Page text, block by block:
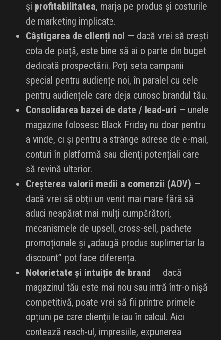
IDEI DE CADOURI
ȘTIRI
FAVORITE
și profitabilitatea, marja pe produs și costurile
de marketing implicate.
Câștigarea de clienți noi — dacă vrei să crești
cota de piață, este bine să ai o parte din buget
dedicată prospectării. Poți seta campanii
special pentru audiențe noi, în paralel cu cele
pentru audiențele care deja cunosc brandul tău.
Consolidarea bazei de date / lead-uri — unele
magazine folosesc Black Friday nu doar pentru
a vinde, ci și pentru a strânge adrese de e-mail,
conturi în platformă sau clienți potențiali care
să revină ulterior.
Creșterea valorii medii a comenzii (AOV) —
dacă vrei să obții un venit mai mare fără să
aduci neapărat mai mulți cumpărători,
mecanismele de upsell, cross-sell, pachete
promoționale și „adaugă produs suplimentar la
discount” pot face diferența.
Notorietate și intuiție de brand — dacă
magazinul tău este mai nou sau intră într-o nișă
competitivă, poate vrei să fii printre primele
opțiuni pe care clienții le iau în calcul. Aici
contează reach-ul, impresiile, expunerea